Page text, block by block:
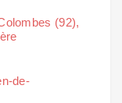
(92),
de-